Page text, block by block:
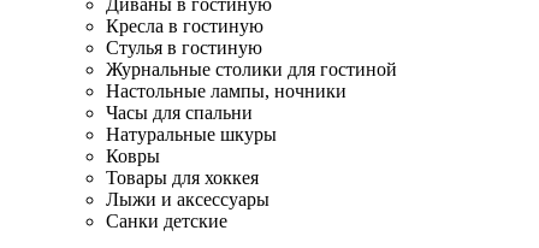
Диваны в гостиную
Кресла в гостиную
Стулья в гостиную
Журнальные столики для гостиной
Настольные лампы, ночники
Часы для спальни
Натуральные шкуры
Ковры
Товары для хоккея
Лыжи и аксессуары
Санки детские